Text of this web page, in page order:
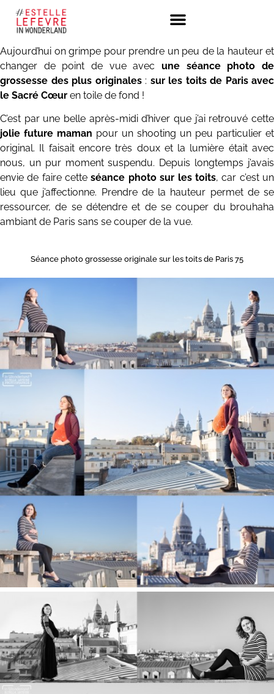
Aujourd’hui on grimpe pour prendre un peu de la hauteur et
changer de point de vue avec une séance photo de
grossesse des plus originales: sur les toits de Paris avec
le Sacré Cœur en toile de fond !
C’est par une belle après-midi d’hiver que j’ai retrouvé cette
jolie future maman pour un shooting un peu particulier et
original. Il faisait encore très doux et la lumière était avec
nous, un pur moment suspendu. Depuis longtemps j’avais
envie de faire cetteséance photo sur les toits, car c’est un
lieu que j’affectionne. Prendre de la hauteur permet de se
ressourcer, de se détendre et de se couper du brouhaha
ambiant de Paris sans se couper de la vue.
Séance photo grossesse originale sur les toits de Paris 75